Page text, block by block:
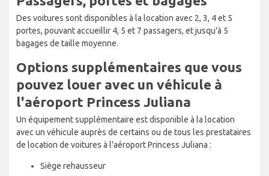
Des voitures sont disponibles à la location avec 2, 3, 4 et 5
portes, pouvant accueillir 4, 5 et 7 passagers, et jusqu'à 5
bagages de taille moyenne.
Options supplémentaires que vous
pouvez louer avec un véhicule à
l'aéroport Princess Juliana
Un équipement supplémentaire est disponible à la location
avec un véhicule auprès de certains ou de tous les prestataires
de location de voitures à l'aéroport Princess Juliana :
Siège rehausseur